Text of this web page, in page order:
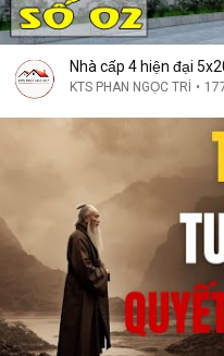
Nhà cấp 4 hiện đại
KTS PHAN NGỌC TRÍ •